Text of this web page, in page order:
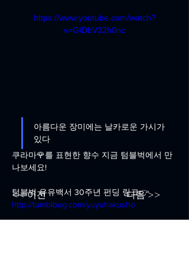
<< 이전 다음 >>
https://www.youtube.com/watch?
v=GIDbV32h0nc
아름다운 장미에는 날카로운 가시가
있다
쿠라마🌹를 표현한 향수 지금 텀블벅에서 만
나보세요!
텀블벅 유유백서 30주년 펀딩 링크👉
http://tumblbug.com/yuyuhakusho